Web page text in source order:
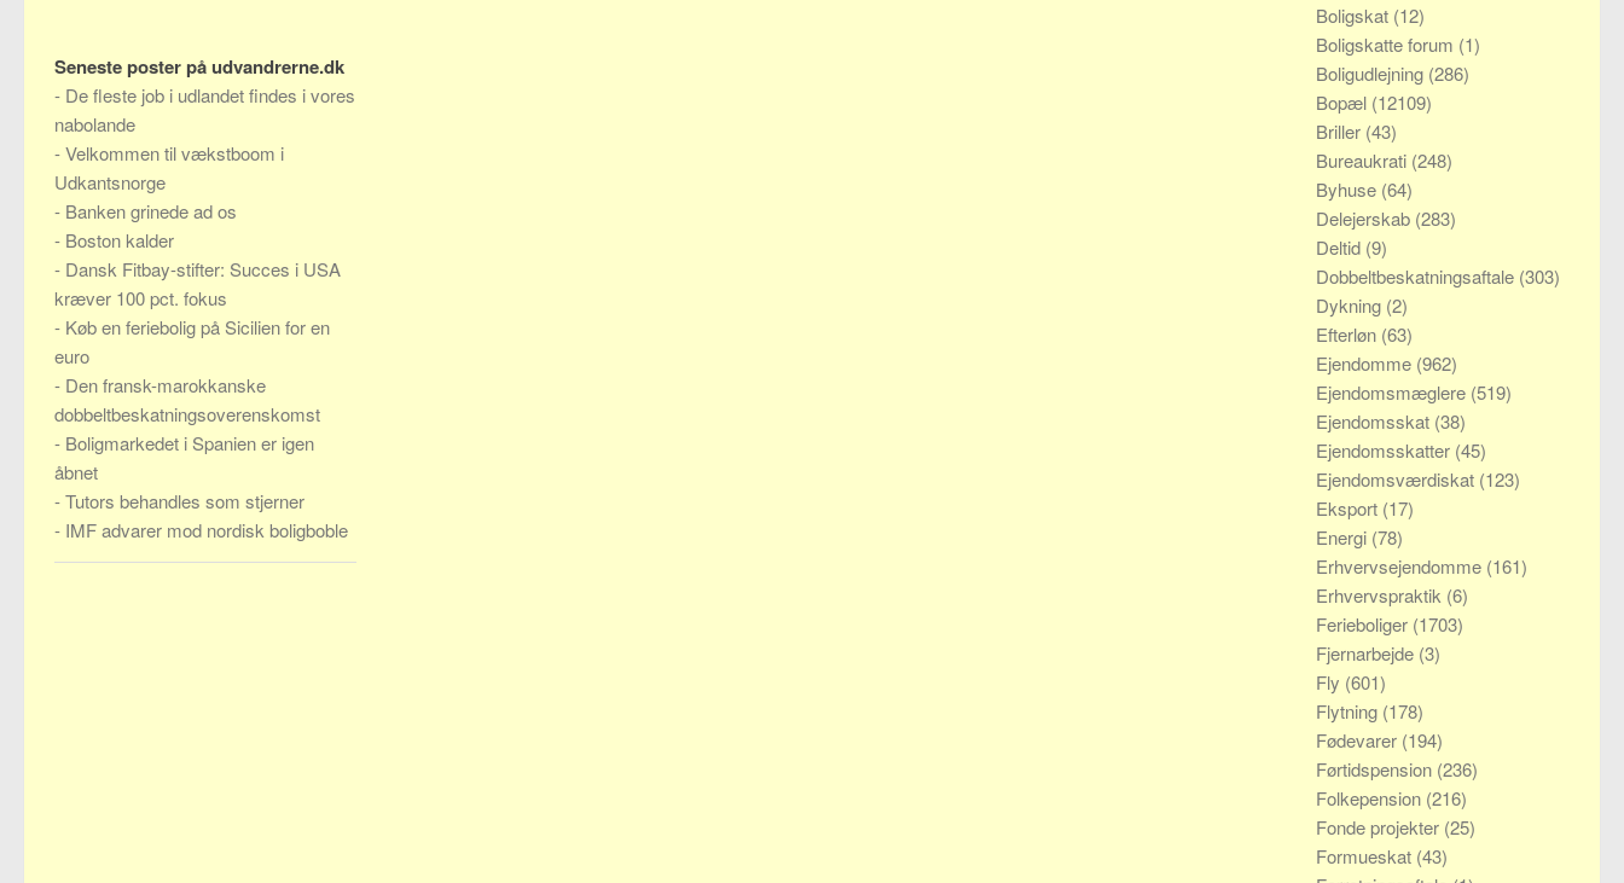
Seneste poster på udvandrerne.dk
- De fleste job i udlandet findes i vores
nabolande
-Velkommen til vækstboom i
Udkantsnorge
- Banken grinede ad os
- Boston kalder
- Dansk Fitbay-stifter: Succes i USA
kræver 100 pct. fokus
- Køb en feriebolig på Sicilien for en
euro
- Den fransk-marokkanske
dobbeltbeskatningsoverenskomst
- Boligmarkedet i Spanien er igen
åbnet
-Tutors behandles som stjerner
- IMF advarer mod nordisk boligboble
Boligskat (12)
Boligskatte forum (1)
Boligudlejning (286)
Bopæl (12109)
Briller (43)
Bureaukrati (248)
Byhuse (64)
Delejerskab (283)
Deltid (9)
Dobbeltbeskatningsaftale (303)
Dykning (2)
Efterløn (63)
Ejendomme (962)
Ejendomsmæglere (519)
Ejendomsskat (38)
Ejendomsskatter (45)
Ejendomsværdiskat (123)
Eksport (17)
Energi (78)
Erhvervsejendomme (161)
Erhvervspraktik (6)
Ferieboliger (1703)
Fjernarbejde (3)
Fly (601)
Flytning (178)
Fødevarer (194)
Førtidspension (236)
Folkepension (216)
Fonde projekter (25)
Formueskat (43)